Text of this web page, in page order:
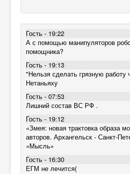
Гость - 19:22
А с помощью манипуляторов
помощника?
Гость - 19:13
"Нельзя сделать грязную
Нетаньяху
Гость - 07:53
Лишний состав ВС РФ .
Гость - 19:12
«Змея: новая трактовка образа
авторов. Архангельск - Санкт-
«Мысль»
Гость - 16:30
ЕГМ не лечится(